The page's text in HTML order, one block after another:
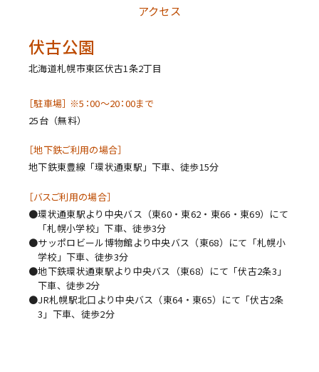
アクセス
伏古公園
北海道札幌市東区伏古1条2丁目
［駐車場］ ※5：00～20：00まで
25台（無料）
［地下鉄ご利用の場合］
地下鉄東豊線「環状通東駅」下車、徒歩15分
［バスご利用の場合］
環状通東駅より中央バス（東60・東62・東66・東69）にて
「札幌小学校」下車、徒歩3分
サッポロビール博物館より中央バス（東68）にて「札幌小
学校」下車、徒歩3分
地下鉄環状通東駅より中央バス（東68）にて「伏古2条3」
下車、徒歩2分
JR札幌駅北口より中央バス（東64・東65）にて「伏古2条
3」下車、徒歩2分